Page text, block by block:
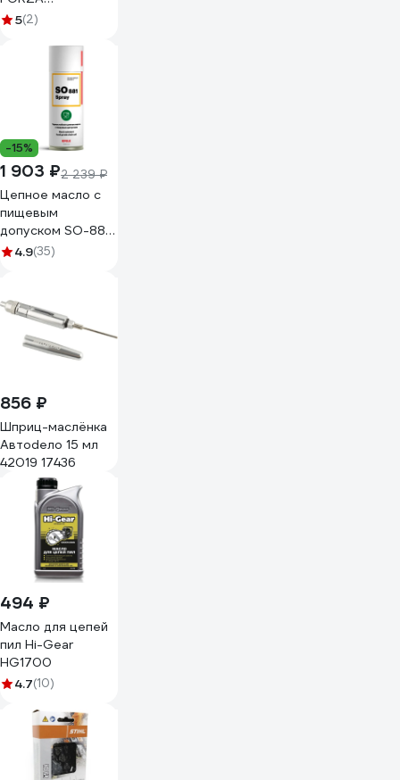
FZ01.07.11.002
5(2)
-15%
1 903 ₽2 239 ₽
Цепное масло с
пищевым
допуском SO-881
Spray, 520 мл
4.9(35)
856 ₽
Шприц-маслёнка
Автоdело 15 мл
42019 17436
494 ₽
Масло для цепей
пил Hi-Gear
HG1700
4.7(10)